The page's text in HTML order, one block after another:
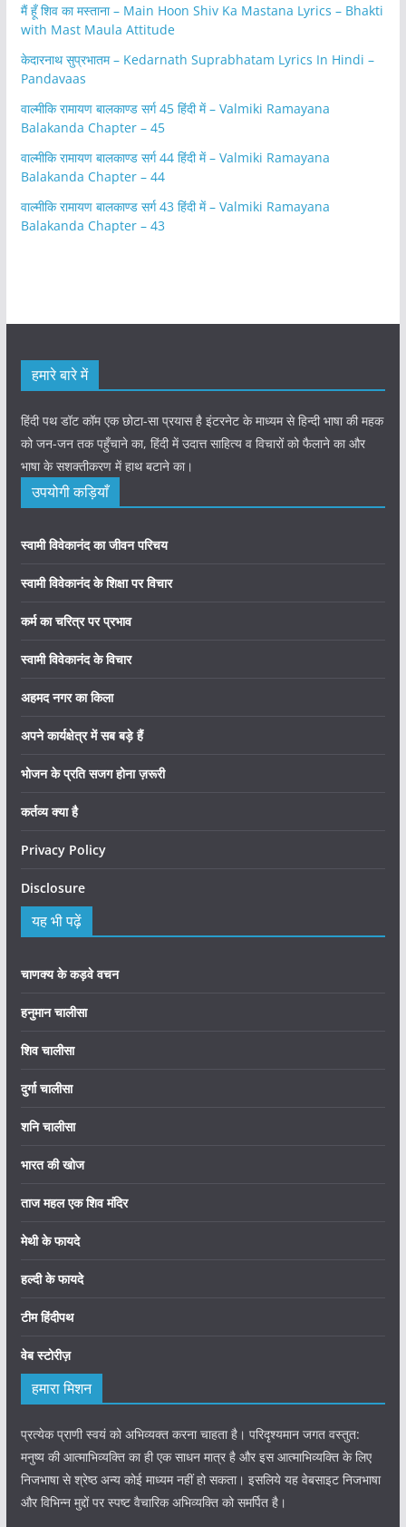
मैं हूँ शिव का मस्ताना – Main Hoon Shiv Ka Mastana Lyrics – Bhakti
with Mast Maula Attitude
केदारनाथ सुप्रभातम – Kedarnath Suprabhatam Lyrics In Hindi –
Pandavaas
वाल्मीकि रामायण बालकाण्ड सर्ग 45 हिंदी में – Valmiki Ramayana
Balakanda Chapter – 45
वाल्मीकि रामायण बालकाण्ड सर्ग 44 हिंदी में – Valmiki Ramayana
Balakanda Chapter – 44
वाल्मीकि रामायण बालकाण्ड सर्ग 43 हिंदी में – Valmiki Ramayana
Balakanda Chapter – 43
हमारे बारे में
हिंदी पथ डॉट कॉम एक छोटा-सा प्रयास है इंटरनेट के माध्यम से हिन्दी भाषा की महक
को जन-जन तक पहुँचाने का, हिंदी में उदात्त साहित्य व विचारों को फैलाने का और
भाषा के सशक्तीकरण में हाथ बटाने का।
उपयोगी कड़ियाँ
स्वामी विवेकानंद का जीवन परिचय
स्वामी विवेकानंद के शिक्षा पर विचार
कर्म का चरित्र पर प्रभाव
स्वामी विवेकानंद के विचार
अहमद नगर का किला
अपने कार्यक्षेत्र में सब बड़े हैं
भोजन के प्रति सजग होना ज़रूरी
कर्तव्य क्या है
Privacy Policy
Disclosure
यह भी पढ़ें
चाणक्य के कड़वे वचन
हनुमान चालीसा
शिव चालीसा
दुर्गा चालीसा
शनि चालीसा
भारत की खोज
ताज महल एक शिव मंदिर
मेथी के फायदे
हल्दी के फायदे
टीम हिंदीपथ
वेब स्टोरीज़
हमारा मिशन
प्रत्येक प्राणी स्वयं को अभिव्यक्त करना चाहता है। परिदृश्यमान जगत वस्तुत:
मनुष्य की आत्माभिव्यक्ति का ही एक साधन मात्र है और इस आत्माभिव्यक्ति के लिए
निजभाषा से श्रेष्ठ अन्य कोई माध्यम नहीं हो सकता। इसलिये यह वेबसाइट निजभाषा
और विभिन्न मुद्दों पर स्पष्ट वैचारिक अभिव्यक्ति को समर्पित है।